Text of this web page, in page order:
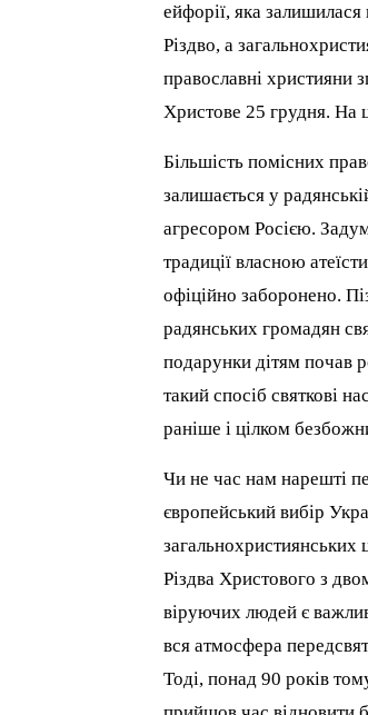
ейфорії, яка
Різдво, а
православні християни
Христове 25 грудня. На
Більшість помісних
залишається у
агресором Росією.
традиції власною
офіційно заборонено.
радянських громадян
подарунки дітям почав
такий спосіб святкові
раніше і цілком
Чи не час нам нарешті
європейський вибір
загальнохристиянських
Різдва Христового з
віруючих людей є
вся атмосфера
Тоді, понад 90 років